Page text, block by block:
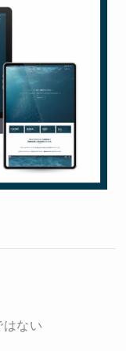
ない